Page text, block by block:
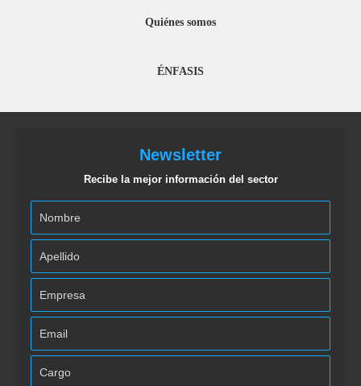
Quiénes somos
ÉNFASIS
Newsletter
Recibe la mejor información del sector